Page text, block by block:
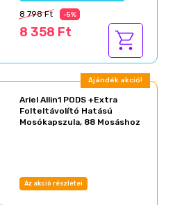
8 798 Ft -5%
8 358 Ft
Ajándék akció!
Ariel Allin1 PODS +Extra
Folteltávolító Hatású
Mosókapszula, 88 Mosáshoz
Az akció részletei